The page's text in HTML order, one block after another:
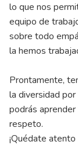
lo que nos
equipo de
sobre todo
la hemos
Prontamente,
la diversidad
podrás
respeto.
¡Quédate